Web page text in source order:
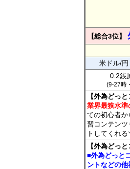
【総合3位】
米ドル/円
0.2銭
(9-27時
【外為どっ
業界最狭水
ての初心者
習コンテン
トしてくれ
【外為どっ
■外為どっと
ントなどの